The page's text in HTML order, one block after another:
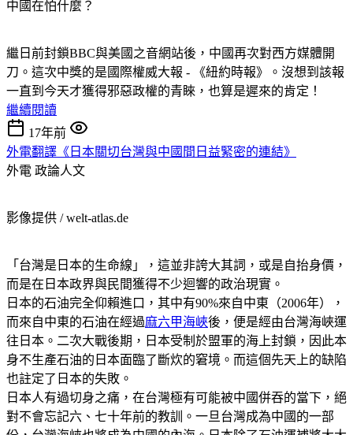
中國在怕什麼？
繼日前封鎖BBC與美國之音網站後，中國再次對西方媒體開
刀。這次中獎的是國際權威大報 - 《紐約時報》。沒想到該報
一直到今天才獲得邪惡政權的青睞，也算是遲來的肯定！
繼續閱讀
17年前
外電翻譯《日本關切台灣與中國間日益緊密的連結》
外電 政論人文
影像提供 / welt-atlas.de
「台灣是日本的生命線」，這並非誇大其詞，或是自抬身價，
而是在日本政界與民間獲得不少迴響的政治現實。
日本的石油完全仰賴進口，其中有90%來自中東（2006年），
而來自中東的石油在經過麻六甲海峽後，便是經由台灣海峽運
往日本。二次大戰後期，日本受制於盟軍的海上封鎖，因此本
身不生產石油的日本面臨了斷炊的窘境。而這個先天上的缺陷
也註定了日本的失敗。
日本人有過切身之痛，在台灣極有可能被中國併吞的當下，絕
對不會忘記六、七十年前的教訓。一旦台灣成為中國的一部